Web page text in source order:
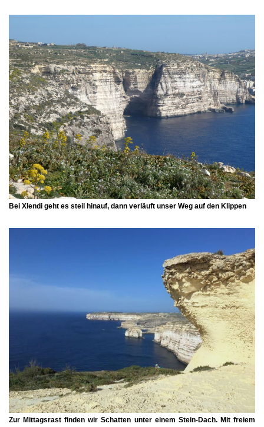
Bei Xlendi geht es steil hinauf, dann verläuft unser Weg auf den Klippen
Zur Mittagsrast finden wir Schatten unter einem Stein-Dach. Mit freiem